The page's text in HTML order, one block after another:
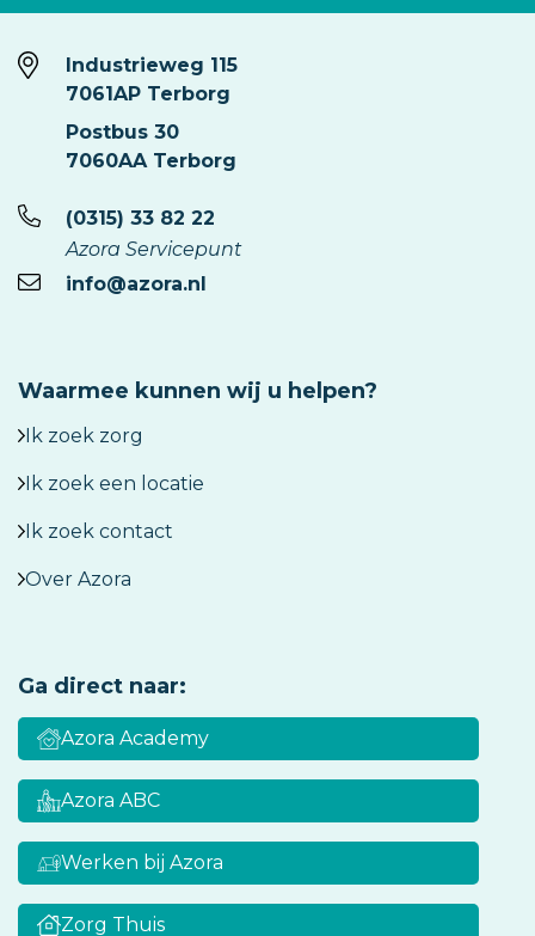
Industrieweg 115
7061AP Terborg
Postbus 30
7060AA Terborg
(0315) 33 82 22
Azora Servicepunt
info@azora.nl
Waarmee kunnen wij u helpen?
Ik zoek zorg
Ik zoek een locatie
Ik zoek contact
Over Azora
Ga direct naar:
Azora Academy
Azora ABC
Werken bij Azora
Zorg Thuis